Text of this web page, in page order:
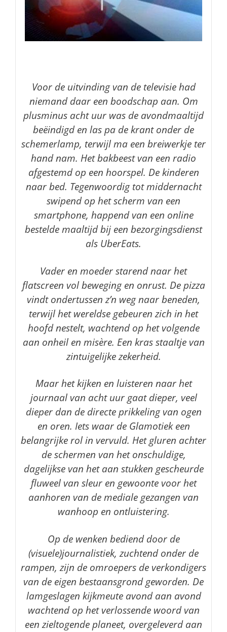
Voor de uitvinding van de televisie had
niemand daar een boodschap aan. Om
plusminus acht uur was de avondmaaltijd
beëindigd en las pa de krant onder de
schemerlamp, terwijl ma een breiwerkje ter
hand nam. Het bakbeest van een radio
afgestemd op een hoorspel. De kinderen
naar bed. Tegenwoordig tot middernacht
swipend op het scherm van een
smartphone, happend van een online
bestelde maaltijd bij een bezorgingsdienst
als UberEats.
Vader en moeder starend naar het
flatscreen vol beweging en onrust. De pizza
vindt ondertussen z’n weg naar beneden,
terwijl het wereldse gebeuren zich in het
hoofd nestelt, wachtend op het volgende
aan onheil en misère. Een kras staaltje van
zintuigelijke zekerheid.
Maar het kijken en luisteren naar het
journaal van acht uur gaat dieper, veel
dieper dan de directe prikkeling van ogen
en oren. Iets waar de Glamotiek een
belangrijke rol in vervuld. Het gluren achter
de schermen van het onschuldige,
dagelijkse van het aan stukken gescheurde
fluweel van sleur en gewoonte voor het
aanhoren van de mediale gezangen van
wanhoop en ontluistering.
Op de wenken bediend door de
(visuele)journalistiek, zuchtend onder de
rampen, zijn de omroepers de verkondigers
van de eigen bestaansgrond geworden. De
lamgeslagen kijkmeute avond aan avond
wachtend op het verlossende woord van
een zieltogende planeet, overgeleverd aan